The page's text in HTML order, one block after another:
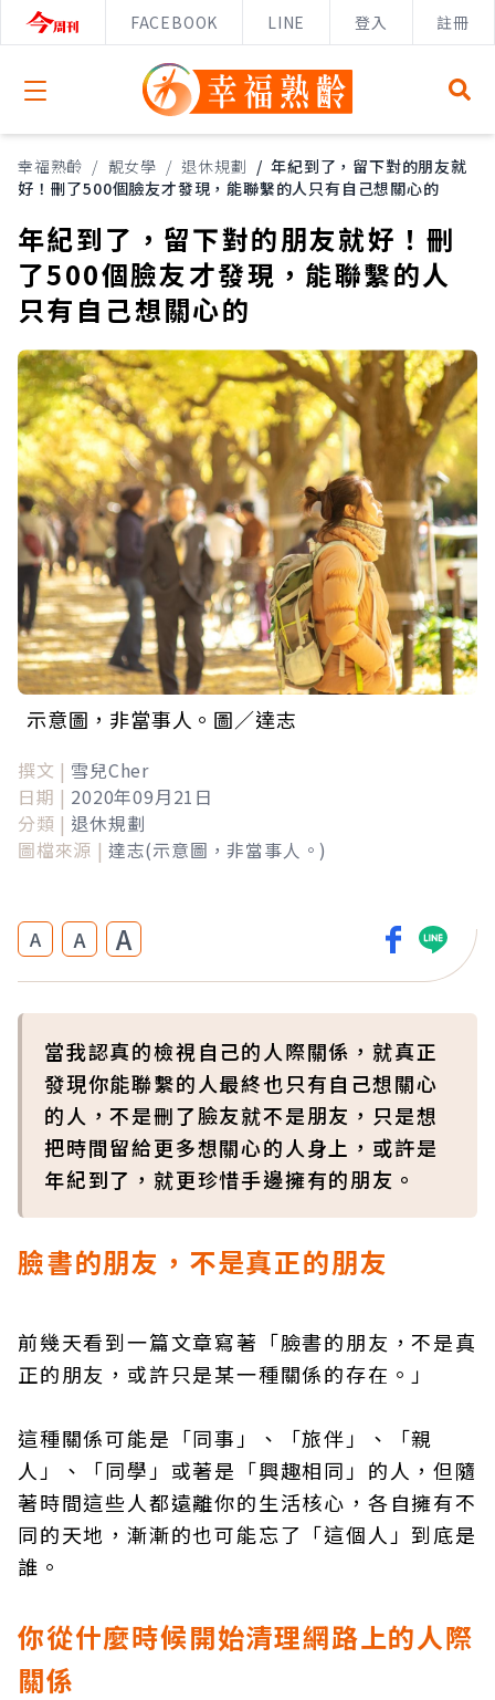
FACEBOOK LINE 登入 註冊
Open menu
幸福熟齡 / 靚女學 / 退休規劃 / 年紀到了，留下對的朋友就
好！刪了500個臉友才發現，能聯繫的人只有自己想關心的
年紀到了，留下對的朋友就好！刪
了500個臉友才發現，能聯繫的人
只有自己想關心的
示意圖，非當事人。圖／達志
撰文 | 雪兒Cher
日期 | 2020年09月21日
分類 | 退休規劃
圖檔來源 | 達志(示意圖，非當事人。)
A A A
當我認真的檢視自己的人際關係，就真正
發現你能聯繫的人最終也只有自己想關心
的人，不是刪了臉友就不是朋友，只是想
把時間留給更多想關心的人身上，或許是
年紀到了，就更珍惜手邊擁有的朋友。
臉書的朋友，不是真正的朋友
前幾天看到一篇文章寫著「臉書的朋友，不是真
正的朋友，或許只是某一種關係的存在。」
這種關係可能是「同事」、「旅伴」、「親
人」、「同學」或著是「興趣相同」的人，但隨
著時間這些人都遠離你的生活核心，各自擁有不
同的天地，漸漸的也可能忘了「這個人」到底是
誰。
你從什麼時候開始清理網路上的人際
關係